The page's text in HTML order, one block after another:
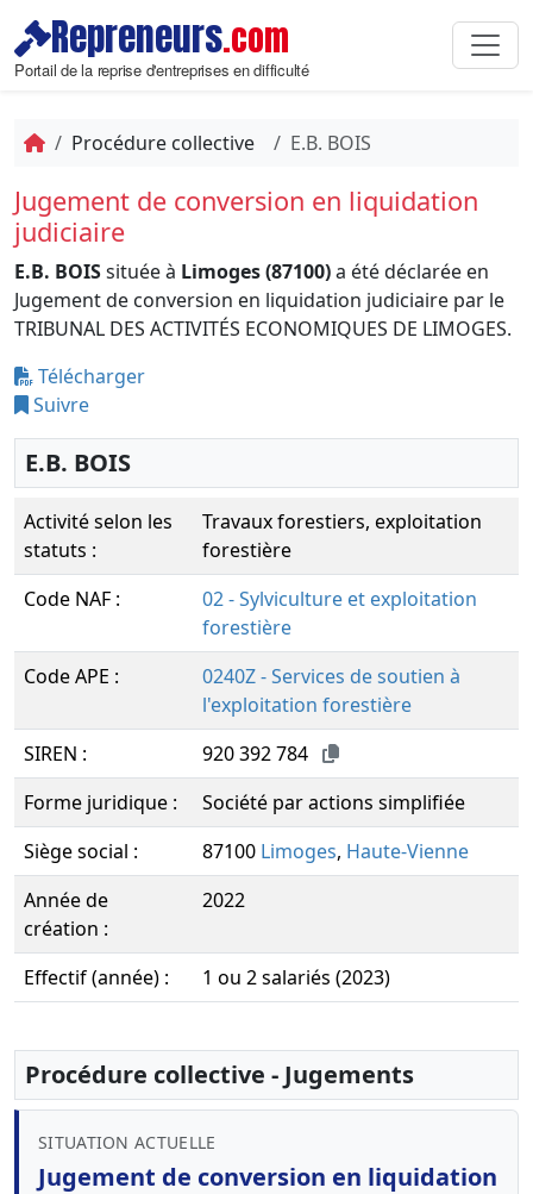
Repreneurs.com
Portail de la reprise d'entreprises en difficulté
Procédure collective E.B. BOIS
Jugement de conversion en liquidation
judiciaire
E.B. BOISsituée à Limoges (87100)a été déclarée en
Jugement de conversion en liquidation judiciaire par le
TRIBUNAL DES ACTIVITÉS ECONOMIQUES DE LIMOGES.
Télécharger
Suivre
E.B. BOIS
Activité selon les
statuts :
Travaux forestiers, exploitation
forestière
Code NAF :
02 - Sylviculture et exploitation
forestière
Code APE :
0240Z - Services de soutien à
l'exploitation forestière
SIREN :
920 392 784
Forme juridique :
Société par actions simplifiée
Siège social :
87100 Limoges, Haute-Vienne
Année de
création :
2022
Effectif (année) : 1 ou 2 salariés (2023)
Procédure collective - Jugements
SITUATION ACTUELLE
Jugement de conversion en liquidation